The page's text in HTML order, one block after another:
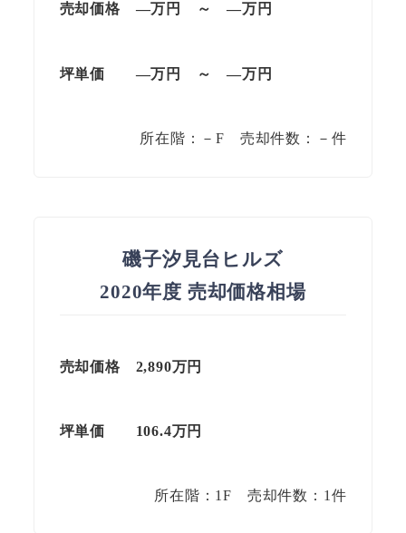
売却価格 —万円 ～ —万円
坪単価 —万円 ～—万円
所在階：－F 売却件数：－件
磯子汐見台ヒルズ
2020年度 売却価格相場
売却価格 2,890万円
坪単価 106.4万円
所在階：1F 売却件数：1件